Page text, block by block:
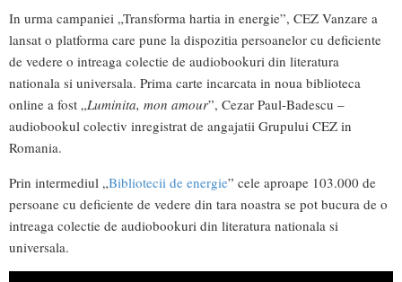
In urma campaniei „Transforma hartia in energie”, CEZ Vanzare a
lansat o platforma care pune la dispozitia persoanelor cu deficiente
de vedere o intreaga colectie de audiobookuri din literatura
nationala si universala. Prima carte incarcata in noua biblioteca
online a fost „Luminita, mon amour”, Cezar Paul-Badescu –
audiobookul colectiv inregistrat de angajatii Grupului CEZ in
Romania.
Prin intermediul „Bibliotecii de energie” cele aproape 103.000 de
persoane cu deficiente de vedere din tara noastra se pot bucura de o
intreaga colectie de audiobookuri din literatura nationala si
universala.